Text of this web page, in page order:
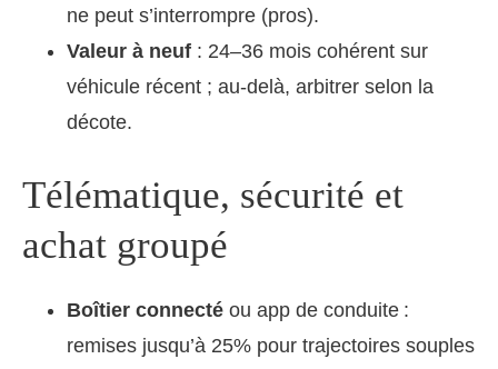
ne peut s’interrompre (pros).
Valeur à neuf : 24–36 mois cohérent sur
véhicule récent ; au-delà, arbitrer selon la
décote.
Télématique, sécurité et
achat groupé
Boîtier connecté ou app de conduite :
remises jusqu’à 25% pour trajectoires souples